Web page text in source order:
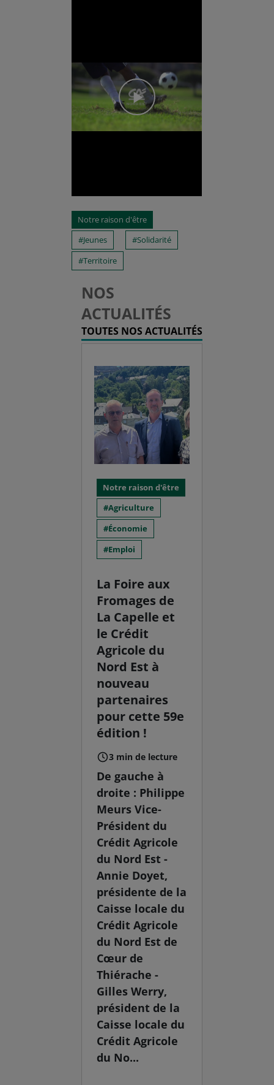
Notre raison d'être
Jeunes
Solidarité
Territoire
NOS
ACTUALITÉS
TOUTES NOS ACTUALITÉS
Notre raison d'être
Agriculture
Économie
Emploi
La Foire aux
Fromages de
La Capelle et
le Crédit
Agricole du
Nord Est à
nouveau
partenaires
pour cette 59e
édition !
3 min de lecture
De gauche à
droite : Philippe
Meurs Vice-
Président du
Crédit Agricole
du Nord Est -
Annie Doyet,
présidente de la
Caisse locale du
Crédit Agricole
du Nord Est de
Cœur de
Thiérache -
Gilles Werry,
président de la
Caisse locale du
Crédit Agricole
du No...